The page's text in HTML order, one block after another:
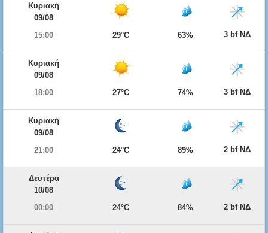
Κυριακή
09/08
15:00
29°C 63% 3 bf ΝΔ
Κυριακή
09/08
18:00
27°C 74% 3 bf ΝΔ
Κυριακή
09/08
21:00
24°C 89% 2 bf ΝΔ
Δευτέρα
10/08
00:00
24°C 84% 2 bf ΝΔ